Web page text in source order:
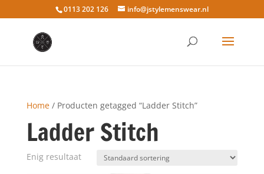
0113 202 126 info@jstylemenswear.nl
Home/ Producten getagged “Ladder Stitch”
Ladder Stitch
Enig resultaat